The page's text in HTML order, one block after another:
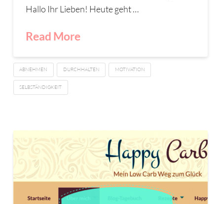
Hallo Ihr Lieben! Heute geht …
Read More
ABNEHMEN DURCHHALTEN MOTIVATION
SELBSTÄNDIGKEIT